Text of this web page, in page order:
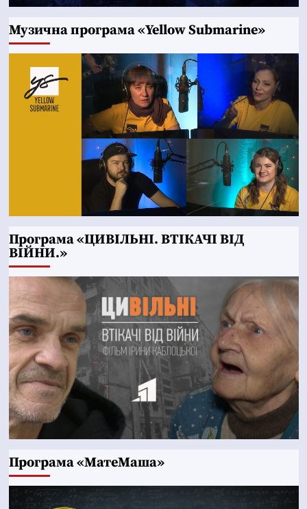
Музична програма «Yellow Submarine»
Програма «ЦИВІЛЬНІ. ВТІКАЧІ ВІД
ВІЙНИ.»
Програма «МатеМаша»